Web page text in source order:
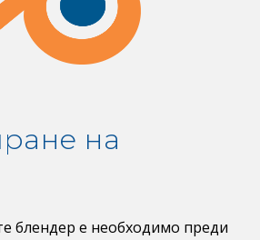
блендер е необходимо преди